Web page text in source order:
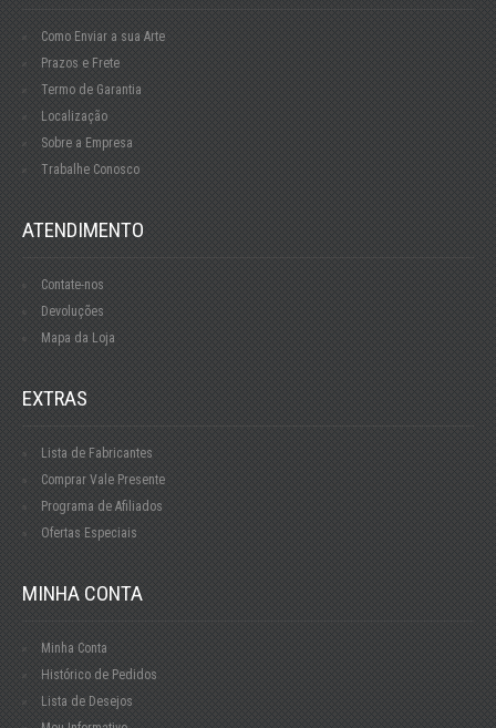
Como Enviar a sua Arte
Prazos e Frete
Termo de Garantia
Localização
Sobre a Empresa
Trabalhe Conosco
ATENDIMENTO
Contate-nos
Devoluções
Mapa da Loja
EXTRAS
Lista de Fabricantes
Comprar Vale Presente
Programa de Afiliados
Ofertas Especiais
MINHA CONTA
Minha Conta
Histórico de Pedidos
Lista de Desejos